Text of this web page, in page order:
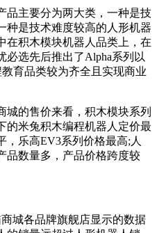
主要分为两大类，一种是技
种是技术难度较高的人形机器
在积木模块机器人品类上，在
必选先后推出了Alpha系列以
育品类较为齐全且实现商业
的售价来看，积木模块系列
的米兔积木编程机器人定价最
，乐高EV3系列价格最高;人
品数量多，产品价格跨度较
城各品牌旗舰店显示的数据